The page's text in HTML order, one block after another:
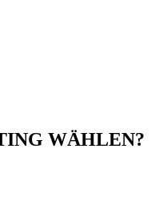
WÄHLEN?